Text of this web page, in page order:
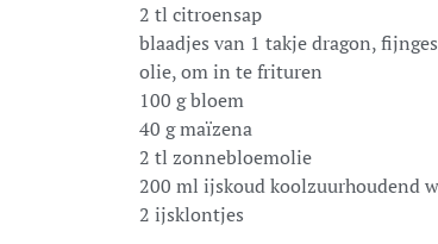
2 tl citroensap
blaadjes van 1 takje dragon,
olie, om in te frituren
100 g bloem
40 g maïzena
2 tl zonnebloemolie
200 ml ijskoud koolzuurhoudend
2 ijsklontjes